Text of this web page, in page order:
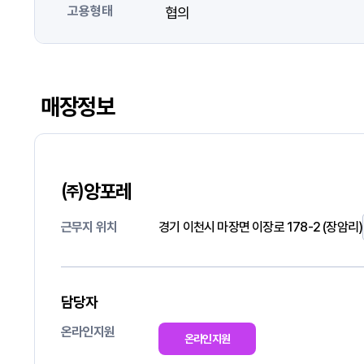
고용형태 협의
매장정보
㈜앙포레
근무지 위치 경기 이천시 마장면 이장로 178-2 (장암리)
담당자
온라인지원 온라인지원